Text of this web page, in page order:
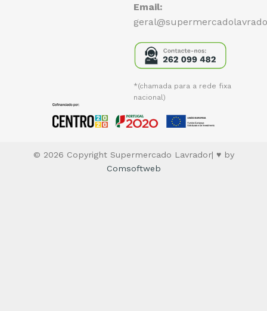
Email:
*(chamada para a rede fixa
nacional)
© 2026 Copyright Supermercado Lavrador| ♥ by
Comsoftweb